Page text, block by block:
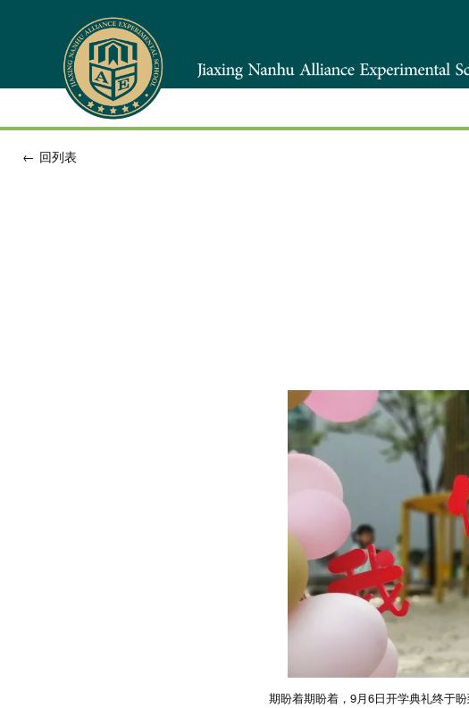
← 回列表
期盼着期盼着，9月6日开学典礼终于